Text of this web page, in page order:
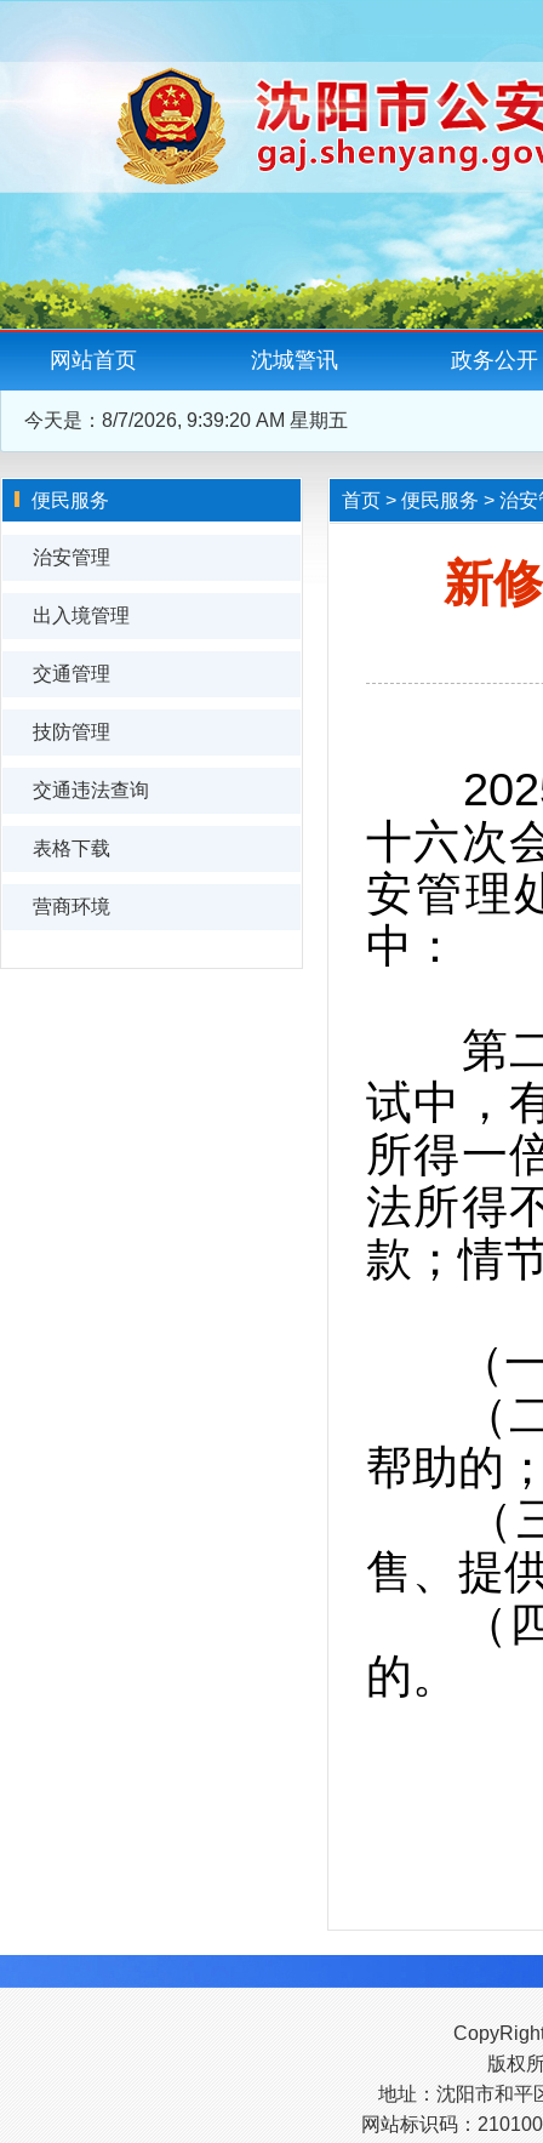
网站首页 沈城警讯 政务公开
今天是： 8/7/2026, 9:39:20 AM 星期五
便民服务
治安管理
出入境管理
交通管理
技防管理
交通违法查询
表格下载
营商环境
首页 > 便民服务 > 治安
新
2025
十六次
安管理
中：
第二
试中，
所得一
法所得
款；情
（一
（二
帮助的
（三
售、提
（四
的。
版权
地址：沈阳市和平
网站标识码：